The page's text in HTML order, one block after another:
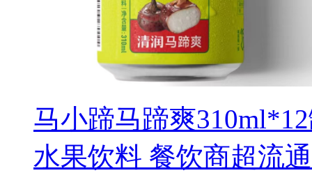
马小蹄马蹄爽
水果饮料 餐饮商超流通